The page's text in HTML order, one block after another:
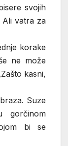
svojih
Ali vatra za
korake
ne može
kasni,
Suze
gorčinom
bi se